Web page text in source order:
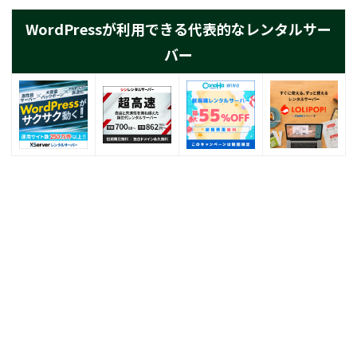
WordPressが利用できる代表的なレンタルサー
バー